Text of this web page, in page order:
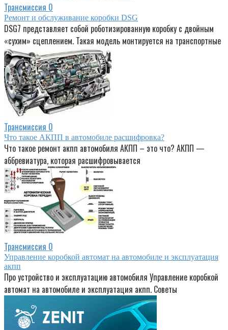
Трансмиссия 0
Ремонт и обслуживание коробки DSG
DSG7 представляет собой роботизированную коробку с двойным
«сухим» сцеплением. Такая модель монтируется на транспортные
Трансмиссия 0
Что такое АКПП в автомобиле расшифровка?
Что такое ремонт акпп автомобиля АКПП – это что? АКПП —
аббревиатура, которая расшифровывается
Трансмиссия 0
Управление коробкой автомат на автомобиле и эксплуатация
акпп
Про устройство и эксплуатацию автомобиля Управление коробкой
автомат на автомобиле и эксплуатация акпп. Советы